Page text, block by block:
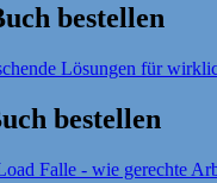
bestellen
bestellen